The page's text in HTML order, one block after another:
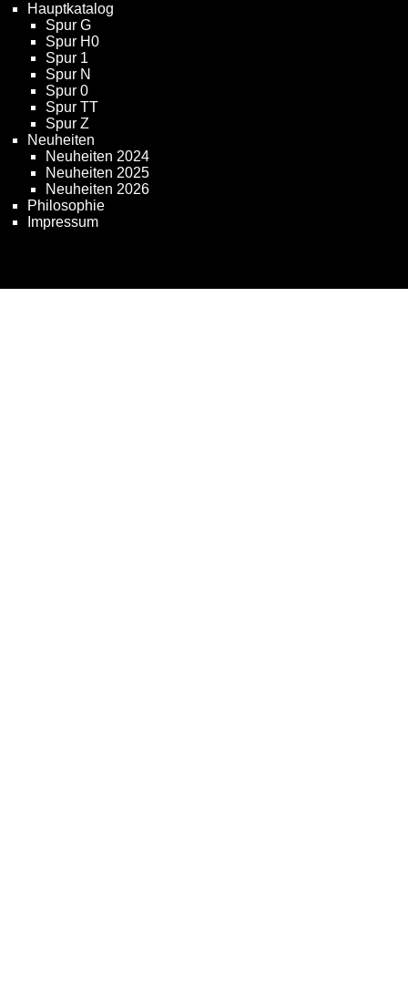
Hauptkatalog
Spur G
Spur H0
Spur 1
Spur N
Spur 0
Spur TT
Spur Z
Neuheiten
Neuheiten 2024
Neuheiten 2025
Neuheiten 2026
Philosophie
Impressum